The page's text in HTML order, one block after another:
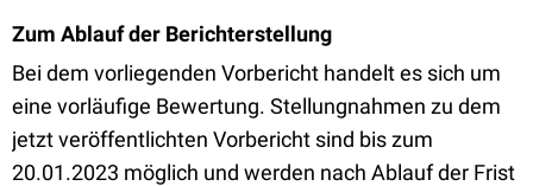
Zum Ablauf der Berichterstellung
Bei dem vorliegenden Vorbericht handelt es sich um
eine vorläufige Bewertung. Stellungnahmen zu dem
jetzt veröffentlichten Vorbericht sind bis zum
20.01.2023 möglich und werden nach Ablauf der Frist